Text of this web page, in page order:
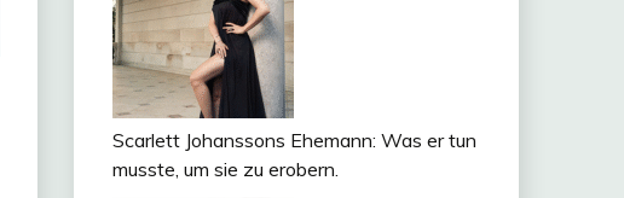
Scarlett Johanssons Ehemann: Was er tun
musste, um sie zu erobern.